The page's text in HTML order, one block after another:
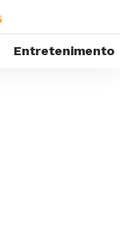
Entretenimento